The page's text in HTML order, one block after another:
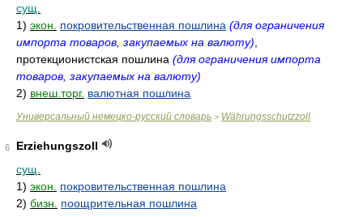
сущ.
1) экон. покровительственная пошлина (для ограничения
импорта товаров, закупаемых на валюту)
протекционистская пошлина (для ограничения импорта
товаров, закупаемых на валюту)
2) внеш.торг. валютная пошлина
Универсальный немецко-русский словарь > Währungsschutzzoll
6
Erziehungszoll
сущ.
1) экон.
покровительственная пошлина
2) бизн. поощрительная пошлина